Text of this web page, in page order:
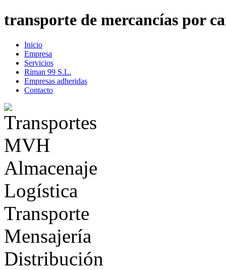
transporte de mercancías por
Inicio
Empresa
Servicios
Riman 99 S.L.
Empresas adheridas
Contacto
Almacenaje
Logística
Transporte
Mensajería
Distribución